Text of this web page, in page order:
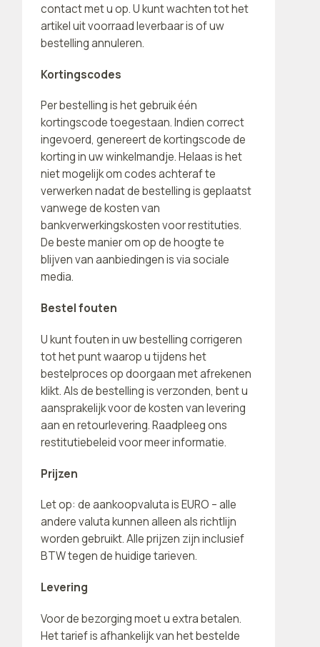
contact met u op. U kunt wachten tot het
artikel uit voorraad leverbaar is of uw
bestelling annuleren.
Kortingscodes
Per bestelling is het gebruik één
kortingscode toegestaan. Indien correct
ingevoerd, genereert de kortingscode de
korting in uw winkelmandje. Helaas is het
niet mogelijk om codes achteraf te
verwerken nadat de bestelling is geplaatst
vanwege de kosten van
bankverwerkingskosten voor restituties.
De beste manier om op de hoogte te
blijven van aanbiedingen is via sociale
media.
Bestel fouten
U kunt fouten in uw bestelling corrigeren
tot het punt waarop u tijdens het
bestelproces op doorgaan met afrekenen
klikt. Als de bestelling is verzonden, bent u
aansprakelijk voor de kosten van levering
aan en retourlevering. Raadpleeg ons
restitutiebeleid voor meer informatie.
Prijzen
Let op: de aankoopvaluta is EURO – alle
andere valuta kunnen alleen als richtlijn
worden gebruikt. Alle prijzen zijn inclusief
BTW tegen de huidige tarieven.
Levering
Voor de bezorging moet u extra betalen.
Het tarief is afhankelijk van het bestelde